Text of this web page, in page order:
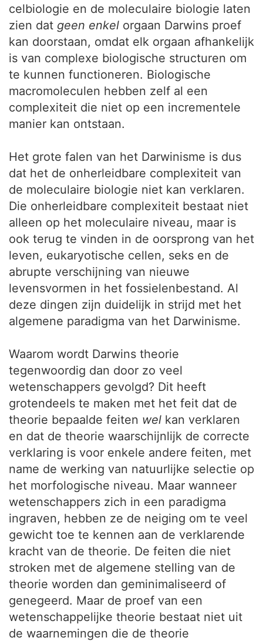
celbiologie en de moleculaire biologie laten
zien dat geen enkel orgaan Darwins proef
kan doorstaan, omdat elk orgaan afhankelijk
is van complexe biologische structuren om
te kunnen functioneren. Biologische
macromoleculen hebben zelf al een
complexiteit die niet op een incrementele
manier kan ontstaan.
Het grote falen van het Darwinisme is dus
dat het de onherleidbare complexiteit van
de moleculaire biologie niet kan verklaren.
Die onherleidbare complexiteit bestaat niet
alleen op het moleculaire niveau, maar is
ook terug te vinden in de oorsprong van het
leven, eukaryotische cellen, seks en de
abrupte verschijning van nieuwe
levensvormen in het fossielenbestand. Al
deze dingen zijn duidelijk in strijd met het
algemene paradigma van het Darwinisme.
Waarom wordt Darwins theorie
tegenwoordig dan door zo veel
wetenschappers gevolgd? Dit heeft
grotendeels te maken met het feit dat de
theorie bepaalde feiten wel kan verklaren
en dat de theorie waarschijnlijk de correcte
verklaring is voor enkele andere feiten, met
name de werking van natuurlijke selectie op
het morfologische niveau. Maar wanneer
wetenschappers zich in een paradigma
ingraven, hebben ze de neiging om te veel
gewicht toe te kennen aan de verklarende
kracht van de theorie. De feiten die niet
stroken met de algemene stelling van de
theorie worden dan geminimaliseerd of
genegeerd. Maar de proef van een
wetenschappelijke theorie bestaat niet uit
de waarnemingen die de theorie